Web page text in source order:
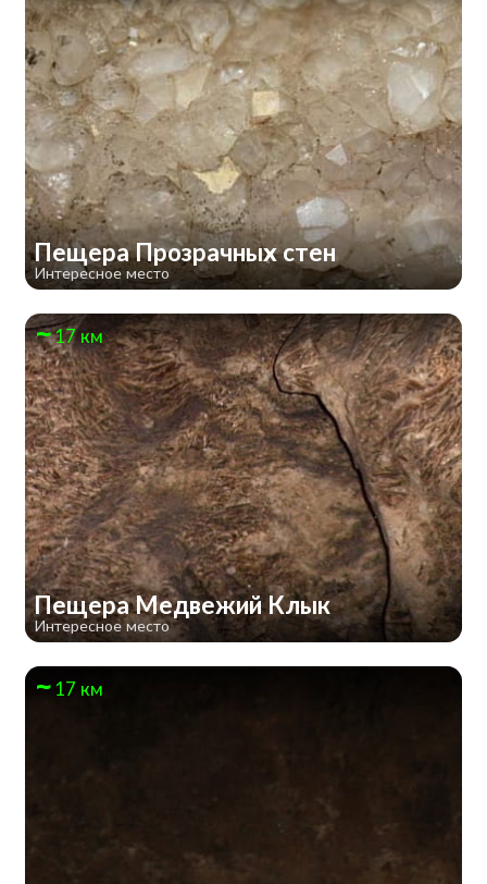
Пещера Прозрачных стен
Интересное место
17 км
Пещера Медвежий Клык
Интересное место
17 км